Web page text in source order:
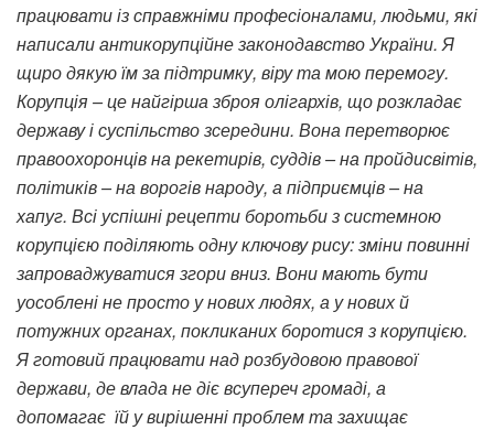
працювати із справжніми професіоналами, людьми, які
написали антикорупційне законодавство України. Я
щиро дякую їм за підтримку, віру та мою перемогу.
Корупція – це найгірша зброя олігархів, що розкладає
державу і суспільство зсередини. Вона перетворює
правоохоронців на рекетирів, суддів – на пройдисвітів,
політиків – на ворогів народу, а підприємців – на
хапуг. Всі успішні рецепти боротьби з системною
корупцією поділяють одну ключову рису: зміни повинні
запроваджуватися згори вниз. Вони мають бути
уособлені не просто у нових людях, а у нових й
потужних органах, покликаних боротися з корупцією.
Я готовий працювати над розбудовою правової
держави, де влада не діє всупереч громаді, а
допомагає їй у вирішенні проблем та захищає